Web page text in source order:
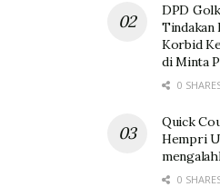
DPD
Tindakan
Korbid
di Minta
0
Quick
Hempri
0